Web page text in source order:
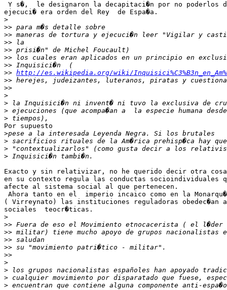
Y s�,  le designaron la decapitaci�n por no poderlos
ejecuci� era orden del Rey  de Espa�a.
>
>>
>>
>>
>>
>>
>>
>> http://es.wikipedia.org/wiki/
>>
>>
>
>
>
>
Por supuesto
>
>
>
>
Exacto y sin relativizar, no he querido decir otra
en su contexto regula las conductas socioindividuales
afecte al sistema social al que pertenecen.
Ahora tanto en el  imperio incaico como en la
( Virreynato) las instituciones reguladoras obedec�an
sociales  teocr�ticas.
>
>>
>>
>>
>>
>>
>
>
>
>